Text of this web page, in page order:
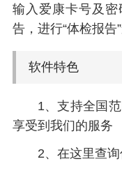
输入爱康卡号及密
告，进行“体检报告
软件特色
1、支持全国
享受到我们的服务
2、在这里查